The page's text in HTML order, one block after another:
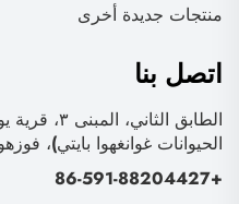
منتجات جديدة أخرى
اتصل بنا
الطابق
الحيوانات غوانغهوا بايتي)،
+86-591-88204427